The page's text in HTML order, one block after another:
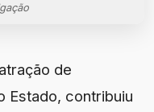
de
Estado, contribuiu